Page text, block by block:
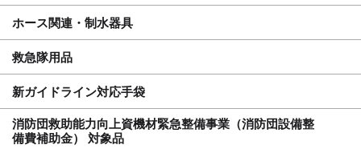
ホース関連・制水器具
救急隊用品
新ガイドライン対応手袋
消防団救助能力向上資機材緊急整備事業（消防団設備整
備費補助金） 対象品